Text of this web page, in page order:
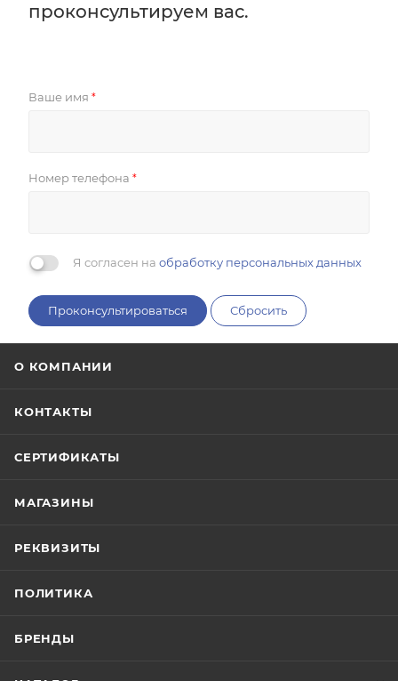
проконсультируем вас.
Ваше имя *
Номер телефона *
Я согласен на обработку персональных данных
Проконсультироваться Сбросить
О КОМПАНИИ
КОНТАКТЫ
СЕРТИФИКАТЫ
МАГАЗИНЫ
РЕКВИЗИТЫ
ПОЛИТИКА
БРЕНДЫ